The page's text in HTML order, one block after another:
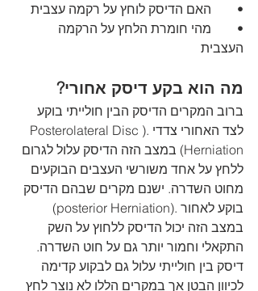
•	האם הדיסק לוחץ על רקמה עצבית
•	מהי חומרת הלחץ על הרקמה
העצבית
מה הוא בקע דיסק אחורי?
ברוב המקרים הדיסק הבין חולייתי בוקע
לצד האחורי צדדי .(Posterolateral Disc
Herniation) במצב הזה הדיסק עלול לגרום
ללחץ על אחד משורשי העצבים הבוקעים
מחוט השדרה. ישנם מקרים שבהם הדיסק
בוקע לאחור .(posterior Herniation)
במצב הזה יכול הדיסק ללחוץ על השק
התקאלי וחמור יותר גם על חוט השדרה.
דיסק בין חולייתי עלול גם לבקוע קדימה
לכיוון הבטן אך במקרים הללו לא נוצר לחץ